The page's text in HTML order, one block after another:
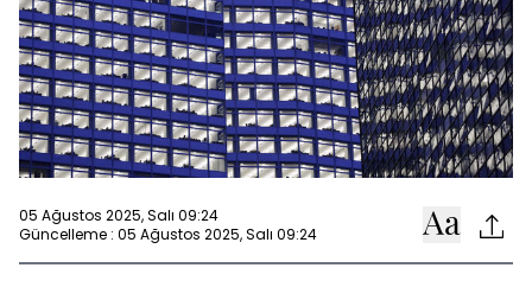
05 Ağustos 2025, Salı 09:24
Güncelleme : 05 Ağustos 2025, Salı 09:24